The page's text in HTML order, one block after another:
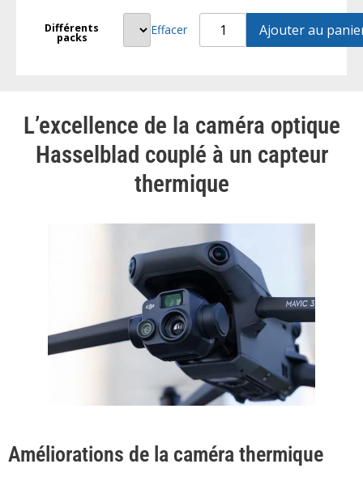
Différents
packs
Effacer
de
Mavic
3
Ajouter au
L’excellence de la caméra optique
Hasselblad couplé à un capteur
thermique
Améliorations de la caméra thermique